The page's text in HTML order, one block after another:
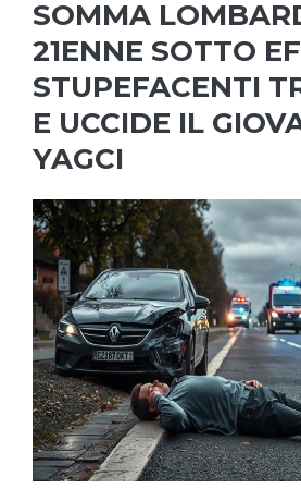
SOMMA
21ENNE SOTTO
STUPEFACENTI
E UCCIDE IL
YAGCI